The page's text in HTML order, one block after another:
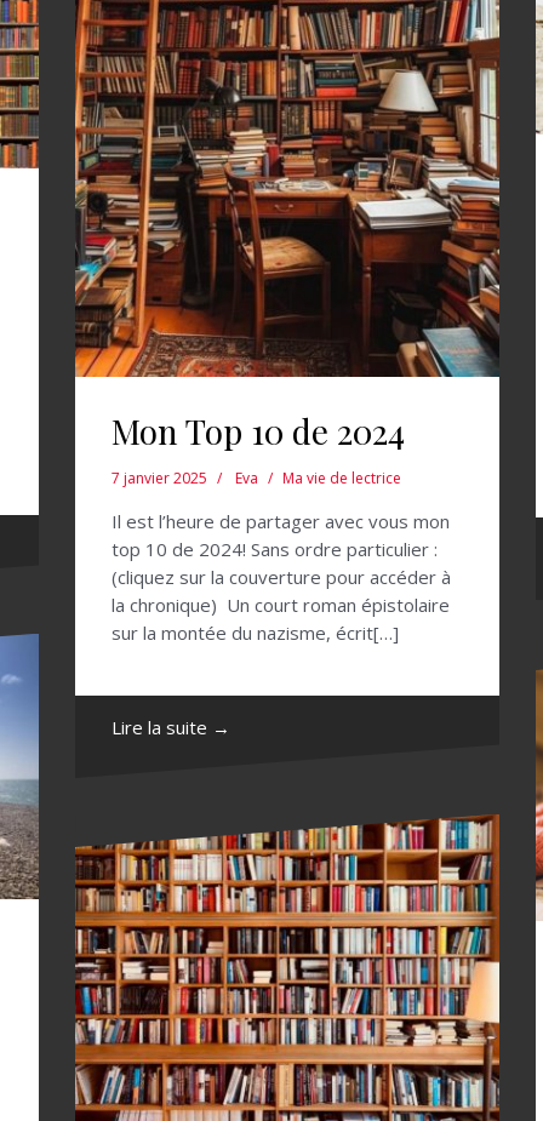
Mon Top 10 de 2024
7 janvier 2025 Eva Ma vie de lectrice
Il est l’heure de partager avec vous mon
top 10 de 2024! Sans ordre particulier :
(cliquez sur la couverture pour accéder à
la chronique) Un court roman épistolaire
sur la montée du nazisme, écrit[…]
Lire la suite →